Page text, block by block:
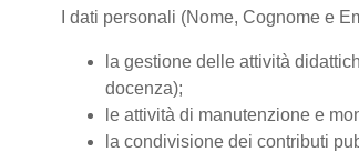
I dati personali (Nome, Cognome e
la gestione delle attività
docenza);
le attività di manutenzione e
la condivisione dei contributi